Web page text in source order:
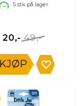
5 stk på lager
49,-
20,-
KJØP